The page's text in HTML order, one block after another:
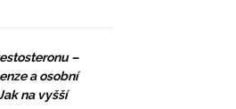
–
a osobní
na vyšší